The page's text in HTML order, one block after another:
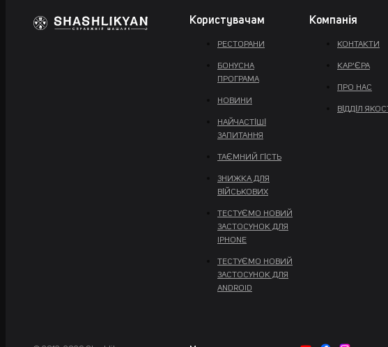
Користувачам
РЕСТОРАНИ
БОНУСНА
ПРОГРАМА
НОВИНИ
НАЙЧАСТІШІ
ЗАПИТАННЯ
ТАЄМНИЙ ГІСТЬ
ЗНИЖКА ДЛЯ
ВІЙСЬКОВИХ
ТЕСТУЄМО НОВИЙ
ЗАСТОСУНОК ДЛЯ
IPHONE
ТЕСТУЄМО НОВИЙ
ЗАСТОСУНОК ДЛЯ
ANDROID
Компанія
КОНТАКТИ
КАР'ЄРА
ПРО НАС
ВІДДІЛ